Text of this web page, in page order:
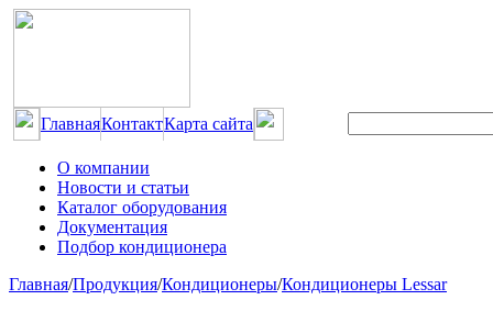
ГлавнаяКонтактКарта сайта
О компании
Новости и статьи
Каталог оборудования
Документация
Подбор кондиционера
Главная/Продукция/Кондиционеры/Кондиционеры Lessar